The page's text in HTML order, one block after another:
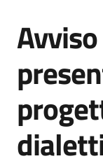
Novità
Servizi
Leggi
Atti
Bandi
Salta al contenuto